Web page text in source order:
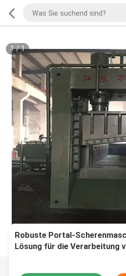
1/1
Robuste Portal-
Lösung für die Verarbeitung